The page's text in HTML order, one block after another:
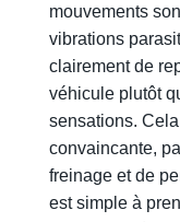
mouvements
vibrations
clairement de
véhicule plutôt
sensations.
convaincante,
freinage et de
est simple à